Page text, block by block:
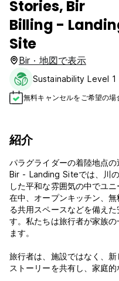
Stories, Bir
Billing -
Site
Bir · 地図で表示
Sustainability Level 1
無料キャンセルをご希望の場
紹介
パラグライダーの着陸地点
Bir - Landing Siteでは、川
した平和な雰囲気の中でユ
在中、オープンキッチン、
る共用スペースなどを備え
す。私たちは旅行者が家族
ます。
旅行者は、施設ではなく、
ストーリーを共有し、家庭